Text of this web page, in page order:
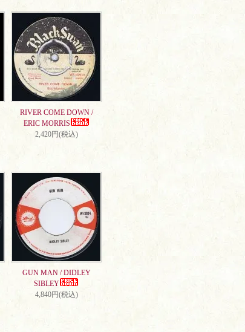
RIVER COME DOWN /
ERIC MORRIS
2,420円(税込)
GUN MAN / DIDLEY
SIBLEY
4,840円(税込)